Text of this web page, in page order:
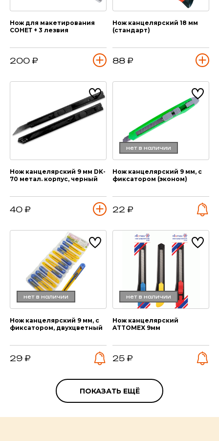
Нож для макетирования
СОНЕТ + 3 лезвия
200 ₽
Нож канцелярский 18 мм
(стандарт)
88 ₽
Нож канцелярский 9 мм DK-
70 метал. корпус, черный
40 ₽
нет в наличии
Нож канцелярский 9 мм, с
фиксатором (эконом)
22 ₽
нет в наличии
Нож канцелярский 9 мм, с
фиксатором, двухцветный
29 ₽
нет в наличии
Нож канцелярский
ATTOMEX 9мм
25 ₽
ПОКАЗАТЬ ЕЩЁ